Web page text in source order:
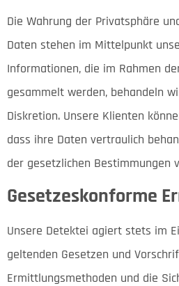
Die Wahrung der Privatsphäre
Daten stehen im Mittelpunkt
Informationen, die im Rahmen
gesammelt werden, behandeln
Diskretion. Unsere Klienten
dass ihre Daten vertraulich
der gesetzlichen Bestimmungen
Gesetzeskonforme
Unsere Detektei agiert stets im
geltenden Gesetzen und
Ermittlungsmethoden und die